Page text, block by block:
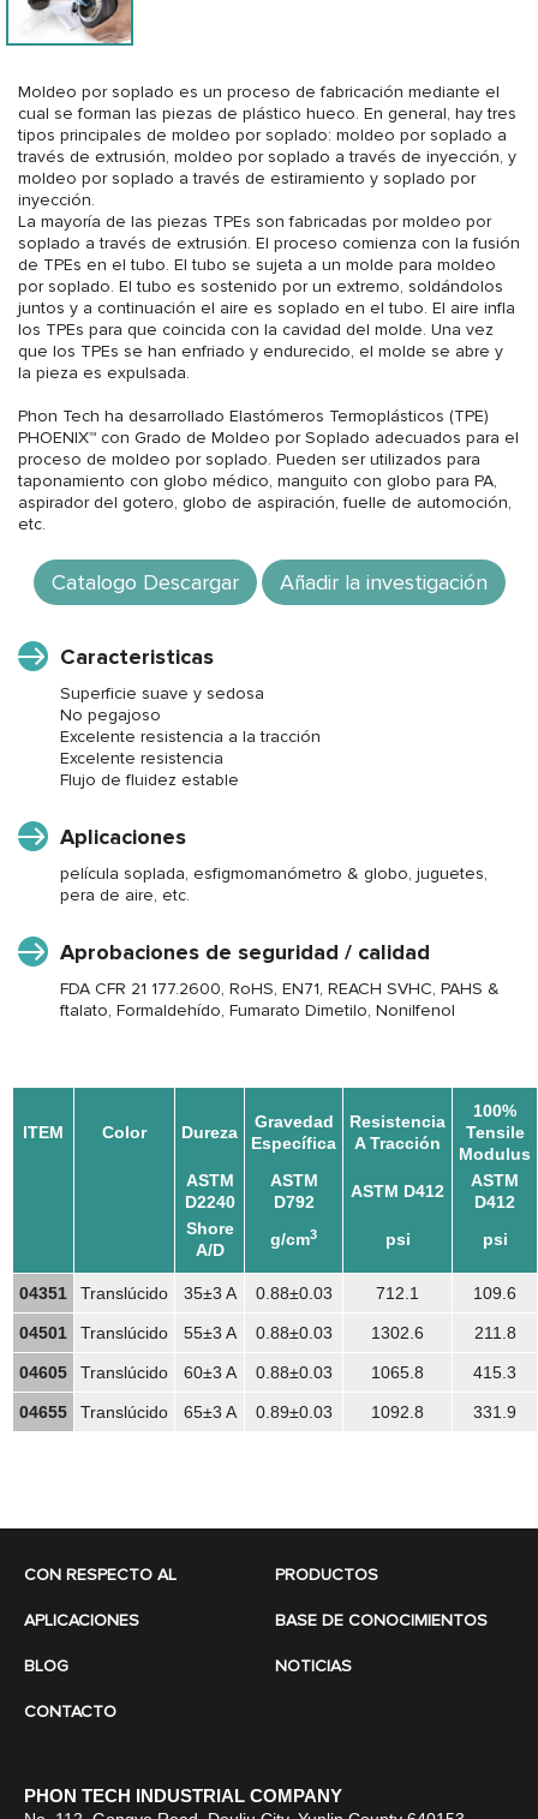
Moldeo por soplado es un proceso de fabricación mediante el
cual se forman las piezas de plástico hueco. En general, hay tres
tipos principales de moldeo por soplado: moldeo por soplado a
través de extrusión, moldeo por soplado a través de inyección, y
moldeo por soplado a través de estiramiento y soplado por
inyección.
La mayoría de las piezas TPEs son fabricadas por moldeo por
soplado a través de extrusión. El proceso comienza con la fusión
de TPEs en el tubo. El tubo se sujeta a un molde para moldeo
por soplado. El tubo es sostenido por un extremo, soldándolos
juntos y a continuación el aire es soplado en el tubo. El aire infla
los TPEs para que coincida con la cavidad del molde. Una vez
que los TPEs se han enfriado y endurecido, el molde se abre y
la pieza es expulsada.
Phon Tech ha desarrollado Elastómeros Termoplásticos (TPE)
PHOENIX™ con Grado de Moldeo por Soplado adecuados para el
proceso de moldeo por soplado. Pueden ser utilizados para
taponamiento con globo médico, manguito con globo para PA,
aspirador del gotero, globo de aspiración, fuelle de automoción,
etc.
Catalogo Descargar Añadir la investigación
Caracteristicas
Superficie suave y sedosa
No pegajoso
Excelente resistencia a la tracción
Excelente resistencia
Flujo de fluidez estable
Aplicaciones
película soplada, esfigmomanómetro & globo, juguetes,
pera de aire, etc.
Aprobaciones de seguridad / calidad
FDA CFR 21 177.2600, RoHS, EN71, REACH SVHC, PAHS &
ftalato, Formaldehído, Fumarato Dimetilo, Nonilfenol
ITEM Color Dureza
Gravedad
Específica
Resistencia
A Tracción
100%
Tensile
Modulus
ASTM
D2240
ASTM
D792
ASTM D412
ASTM
D412
Shore
A/D
g/cm3 psi psi
04351 Translúcido 35±3 A 0.88±0.03 712.1 109.6
04501 Translúcido 55±3 A 0.88±0.03 1302.6 211.8
04605 Translúcido 60±3 A 0.88±0.03 1065.8 415.3
04655 Translúcido 65±3 A 0.89±0.03 1092.8 331.9
CON RESPECTO AL PRODUCTOS
APLICACIONES BASE DE CONOCIMIENTOS
BLOG NOTICIAS
CONTACTO
PHON TECH INDUSTRIAL COMPANY